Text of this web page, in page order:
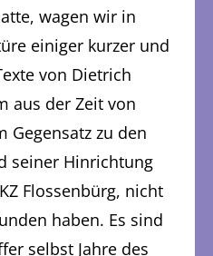
wagen wir in
einiger kurzer und
von Dietrich
aus der Zeit von
Gegensatz zu den
seiner Hinrichtung
Flossenbürg, nicht
haben. Es sind
selbst Jahre des